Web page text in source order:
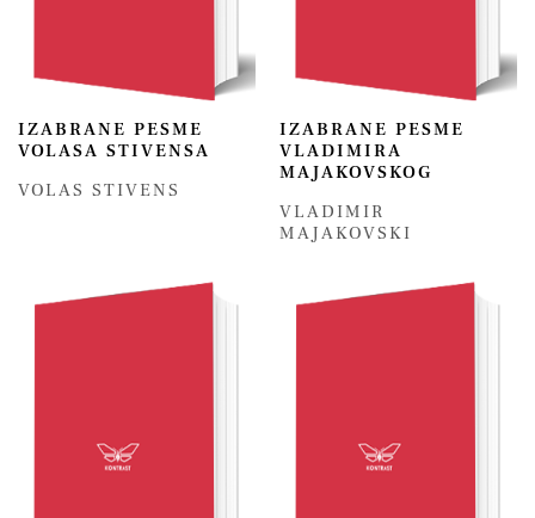
IZABRANE PESME
VOLASA STIVENSA
VOLAS STIVENS
IZABRANE PESME
VLADIMIRA
MAJAKOVSKOG
VLADIMIR
MAJAKOVSKI